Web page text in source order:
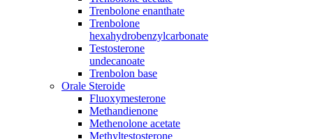
Trenbolone enanthate
Trenbolone
hexahydrobenzylcarbonate
Testosterone
undecanoate
Trenbolon base
Orale Steroide
Fluoxymesterone
Methandienone
Methenolone acetate
Methyltestosterone